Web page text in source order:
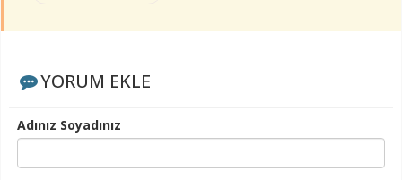
YORUM EKLE
Adınız Soyadınız